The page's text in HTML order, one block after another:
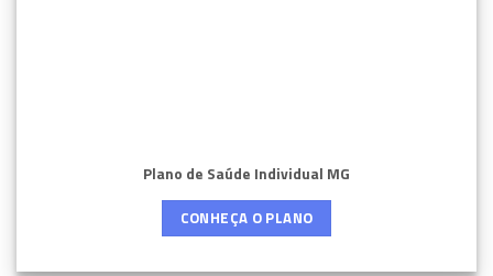
Plano de Saúde Individual MG
CONHEÇA O PLANO